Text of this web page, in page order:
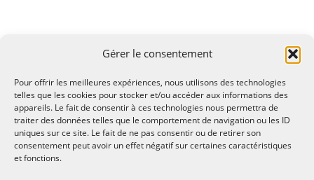
Gérer le consentement
Pour offrir les meilleures expériences, nous utilisons des technologies
telles que les cookies pour stocker et/ou accéder aux informations des
appareils. Le fait de consentir à ces technologies nous permettra de
traiter des données telles que le comportement de navigation ou les ID
uniques sur ce site. Le fait de ne pas consentir ou de retirer son
consentement peut avoir un effet négatif sur certaines caractéristiques
et fonctions.